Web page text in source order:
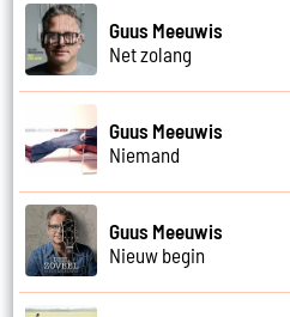
Guus Meeuwis
Net zolang
Guus Meeuwis
Niemand
Guus Meeuwis
Nieuw begin